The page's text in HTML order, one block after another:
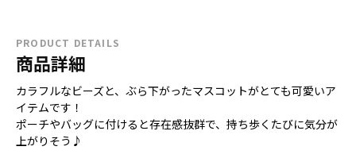
PRODUCT DETAILS
商品詳細
カラフルなビーズと、ぶら下がったマスコットがとても可愛いア
イテムです！
ポーチやバッグに付けると存在感抜群で、持ち歩くたびに気分が
上がりそう♪